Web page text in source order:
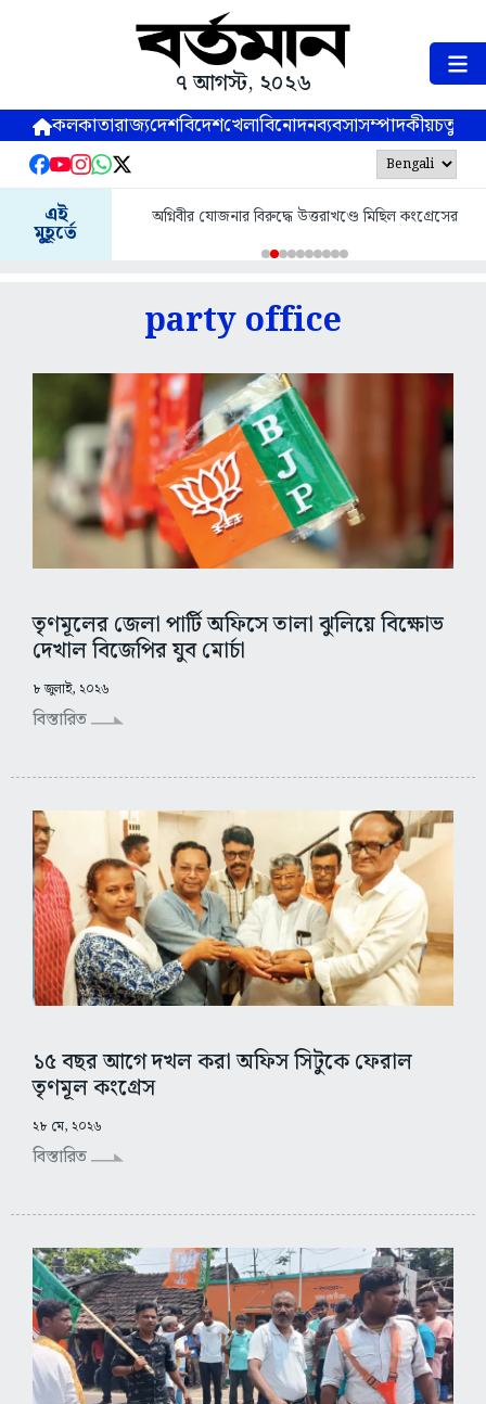
৭ আগস্ট, ২০২৬
কলকাতারাজ্যদেশবিদেশখেলাবিনোদনব্যবসাসম্পাদকীয়
এই
মুহূর্তে
অগ্নিবীর যোজনার বিরুদ্ধে উত্তরাখণ্ডে মিছিল কংগ্রেসের
party office
তৃণমূলের জেলা পার্টি অফিসে তালা ঝুলিয়ে বিক্ষোভ
দেখাল বিজেপির যুব মোর্চা
৮ জুলাই, ২০২৬
বিস্তারিত
১৫ বছর আগে দখল করা অফিস সিটুকে ফেরাল
তৃণমূল কংগ্রেস
২৮ মে, ২০২৬
বিস্তারিত